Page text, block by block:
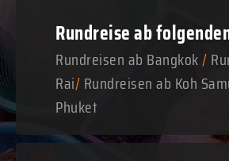
Rundreise ab
Rundreisen ab Bangkok/
Rai/Rundreisen ab Koh
Phuket